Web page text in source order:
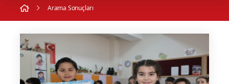
Arama Sonuçları